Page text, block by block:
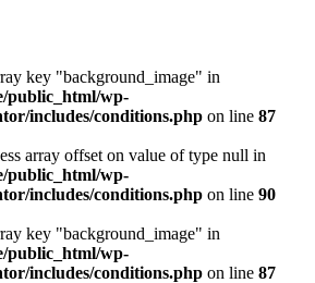
key "background_image" in
public_html/wp-
includes/conditions.php on line 87
array offset on value of type null in
public_html/wp-
includes/conditions.php on line 90
key "background_image" in
public_html/wp-
includes/conditions.php on line 87